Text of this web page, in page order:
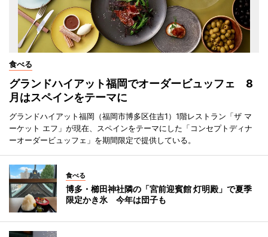
食べる
グランドハイアット福岡でオーダービュッフェ 8
月はスペインをテーマに
グランドハイアット福岡（福岡市博多区住吉1）1階レストラン「ザ マ
ーケット エフ」が現在、スペインをテーマにした「コンセプトディナ
ーオーダービュッフェ」を期間限定で提供している。
食べる
博多・櫛田神社隣の「宮前迎賓館 灯明殿」で夏季
限定かき氷 今年は団子も